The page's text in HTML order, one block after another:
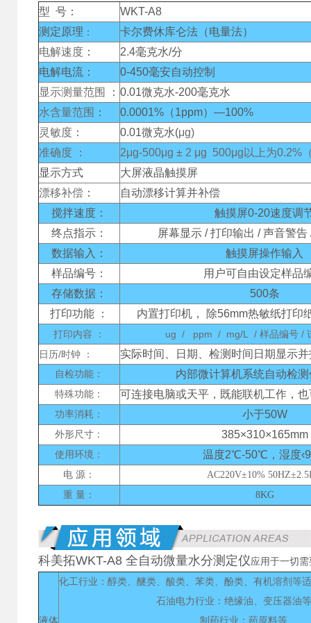
型 号：
WKT-A8
测定原理 ：
卡尔费休库仑法（电量法）
电解速度 ：
2.4毫克水/分
电解电流 ：
0-450毫安自动控制
显示测量范围
： 0.01微克水-200毫克水
水含量范围 ：
0.0001%（1ppm）—100%
灵敏度 ： 0.01微克水(μg)
准确度 ：
2μg-500μg ± 2 μg 500μg以上为0.2%
显示方式
大屏液晶触摸屏
漂移补偿 ：
自动漂移计算并补偿
搅拌速度：
触摸屏0-20速度调
终点指示：
屏幕显示 / 打印输出 / 声音警
数据输入：
触摸屏操作输入
样品编号：
用户可自由设定样品
存储数据：
500条
打印功能 ：
内置打印机， 除56mm热敏纸打印
打印内容 ：
ug / ppm / mg/L / 样品编号 /
日历/时钟 ： 实际时间、日期、检测时间日期显示
自检功能： 内部微计算机系统自动检
特殊功能： 可连接电脑或天平，既能联机工作，
功率消耗： 小于50W
外形尺寸： 385×310×165mm
使用环境： 温度2℃-50℃，湿度
电 源：
AC220V±10%
重 量：
8KG
科美拓WKT-A8 全自动微量水分测定仪应用于一切
液体
化工行业：醇类、醚类、酸类、苯类、酚类、有机溶剂等
石油电力行业：绝缘油、变压器油
制药行业：药原料等